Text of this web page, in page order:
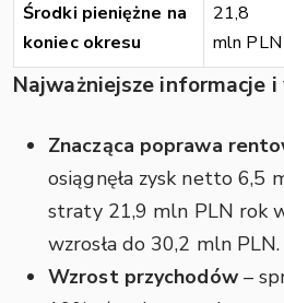
Środki pieniężne na
koniec okresu
21,8
mln PLN
Najważniejsze informacje
Znacząca poprawa
osiągnęła zysk netto 6,5
straty 21,9 mln PLN rok
wzrosła do 30,2 mln PLN.
Wzrost przychodów–